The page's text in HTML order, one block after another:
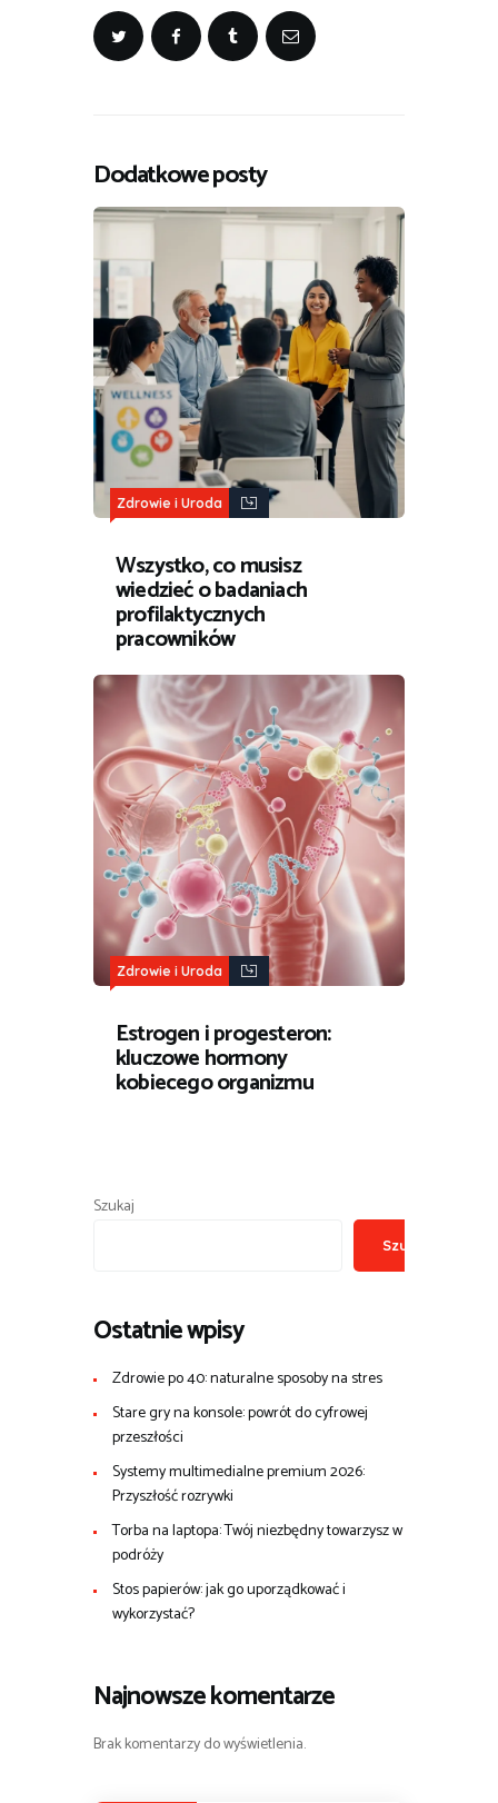
Dodatkowe posty
Zdrowie i Uroda
Wszystko, co musisz
wiedzieć o badaniach
profilaktycznych
pracowników
Zdrowie i Uroda
Estrogen i progesteron:
kluczowe hormony
kobiecego organizmu
Szukaj
Szukaj
Ostatnie wpisy
Zdrowie po 40: naturalne sposoby na stres
Stare gry na konsole: powrót do cyfrowej
przeszłości
Systemy multimedialne premium 2026:
Przyszłość rozrywki
Torba na laptopa: Twój niezbędny towarzysz w
podróży
Stos papierów: jak go uporządkować i
wykorzystać?
Najnowsze komentarze
Brak komentarzy do wyświetlenia.